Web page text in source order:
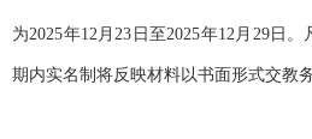
为2025年12月23 日至2025年12月 29日。
期内实名制将反映材料以书面形式交教